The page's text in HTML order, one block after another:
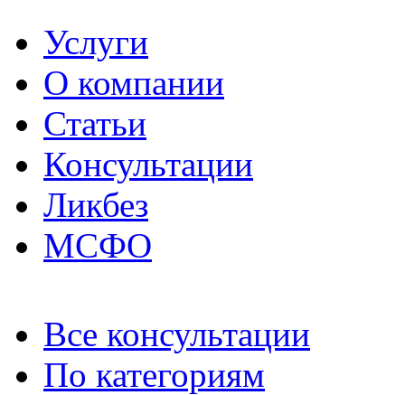
Услуги
О компании
Статьи
Консультации
Ликбез
МСФО
Все консультации
По категориям